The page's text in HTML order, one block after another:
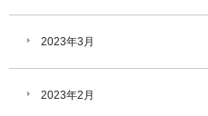
2023年3月
2023年2月